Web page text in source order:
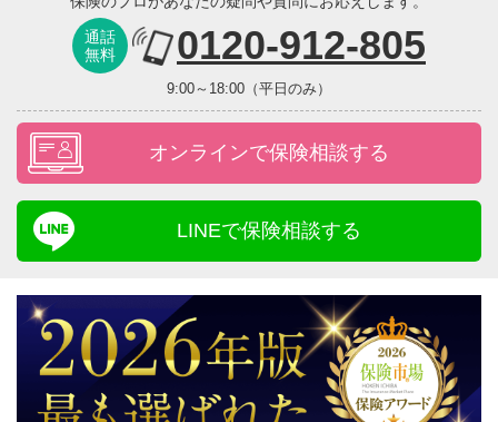
通話
無料
0120-912-805
9:00～18:00（平日のみ）
オンラインで保険相談する
LINEで保険相談する